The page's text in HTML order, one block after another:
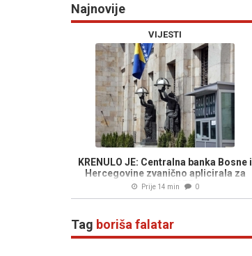
Najnovije
VIJESTI
KRENULO JE: Centralna banka Bosne i
Hercegovine zvanično aplicirala za
pristupanje SEPA...
Prije 14 min 0
Tag boriša falatar